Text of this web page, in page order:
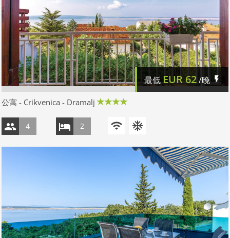
最低EUR62/晚
公寓 - Crikvenica - Dramalj
4 2